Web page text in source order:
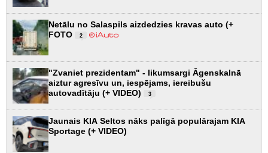
Netālu no Salaspils aizdedzies kravas auto (+
FOTO
2
"Zvaniet prezidentam" - likumsargi Āgenskalnā
aiztur agresīvu un, iespējams, iereibušu
autovadītāju (+ VIDEO)
3
Jaunais KIA Seltos nāks palīgā populārajam KIA
Sportage (+ VIDEO)